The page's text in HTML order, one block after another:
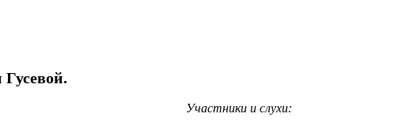
Участники и слухи: